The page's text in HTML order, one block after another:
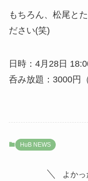
もちろん、松尾と
ださい(笑)
日時：4月28日
呑み放題：3000円
HuB NEWS
よかっ